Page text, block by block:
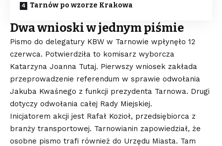
Tarnów po wzorze Krakowa
Dwa wnioski w jednym piśmie
Pismo do delegatury KBW w Tarnowie wpłynęło 12
czerwca. Potwierdziła to komisarz wyborcza
Katarzyna Joanna Tutaj. Pierwszy wniosek zakłada
przeprowadzenie referendum w sprawie odwołania
Jakuba Kwaśnego z funkcji prezydenta Tarnowa. Drugi
dotyczy odwołania całej Rady Miejskiej.
Inicjatorem akcji jest Rafał Kozioł, przedsiębiorca z
branży transportowej. Tarnowianin zapowiedział, że
osobne pismo trafi również do Urzędu Miasta. Tam